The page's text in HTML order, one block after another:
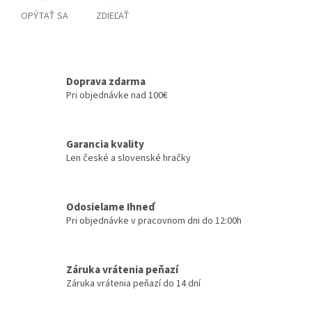
OPÝTAŤ SA ZDIEĽAŤ
Doprava zdarma
Pri objednávke nad 100€
Garancia kvality
Len české a slovenské hračky
Odosielame Ihneď
Pri objednávke v pracovnom dni do 12:00h
Záruka vrátenia peňazí
Záruka vrátenia peňazí do 14 dní